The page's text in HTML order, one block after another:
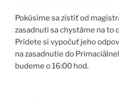
Pokúsime sa zistiť od
zasadnuti sa chystáme na to
Prídete si vypočuť jeho
na zasadnutie do
budeme o 16:00 hod.